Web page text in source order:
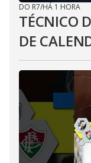
DO R7/HÁ 1 HORA
TÉCNICO
DE